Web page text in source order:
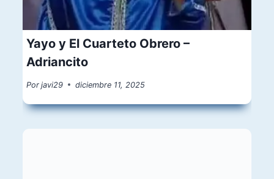
Yayo y El Cuarteto Obrero –
Adriancito
Por javi29 diciembre 11, 2025